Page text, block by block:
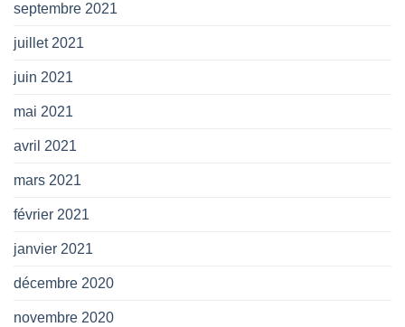
septembre 2021
juillet 2021
juin 2021
mai 2021
avril 2021
mars 2021
février 2021
janvier 2021
décembre 2020
novembre 2020